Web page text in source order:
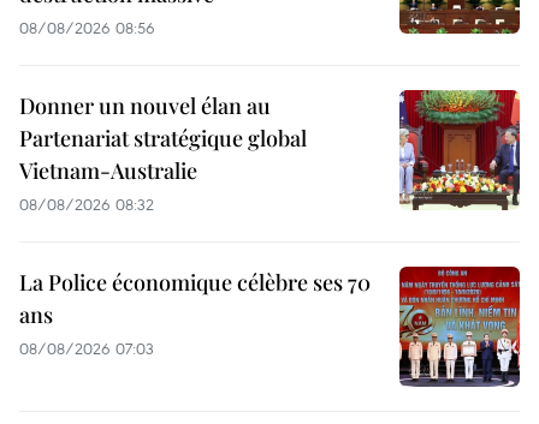
08/08/2026 08:56
Donner un nouvel élan au
Partenariat stratégique global
Vietnam-Australie
08/08/2026 08:32
La Police économique célèbre ses 70
ans
08/08/2026 07:03